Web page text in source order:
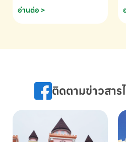
ชมภาพยนตร์ Toy Story 5
(Soundtrack)เพื่อเสริมทักษะ
ภาษา ผ่านประสบการณ์การเรียนรู้
075-691910
อ่านต่อ >
ติดตามข่าวสาร